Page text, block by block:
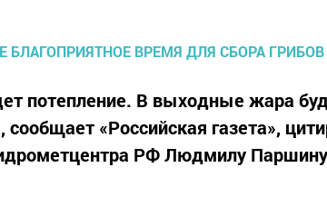
потепление. В выходные жара
«Российская газета»,
РФ Людмилу